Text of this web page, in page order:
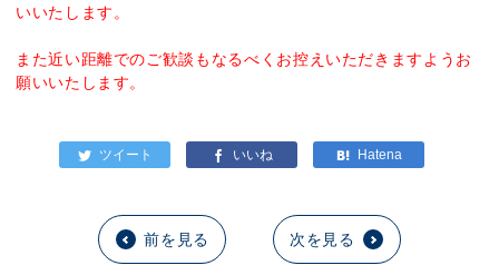
いいたします。
また近い距離でのご歓談もなるべくお控えいただきますようお
願いいたします。
前を見る 次を見る